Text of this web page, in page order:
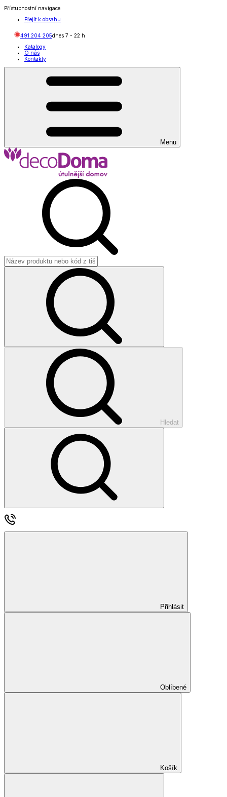
Přístupnostní navigace
Přejít k obsahu
491 204 205dnes 7 - 22 h
Katalogy
O nás
Kontakty
Menu
Hledat
Přihlásit
Oblíbené
Košík